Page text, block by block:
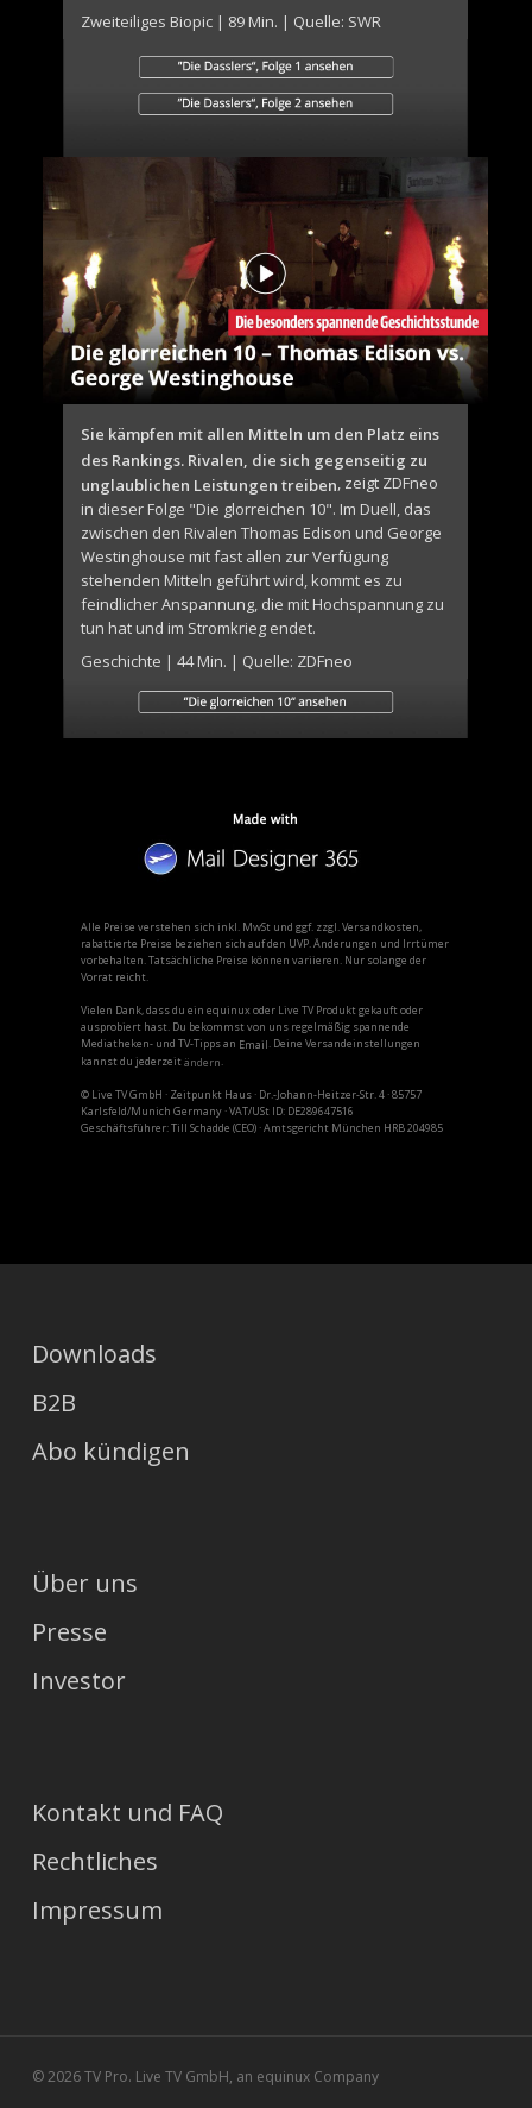
Zweiteiliges Biopic | 89 Min. | Quelle: SWR
Sie kämpfen mit allen Mitteln um den Platz eins
des Rankings. Rivalen, die sich gegenseitig zu
unglaublichen Leistungen treiben, zeigt ZDFneo
in dieser Folge "Die glorreichen 10". Im Duell, das
zwischen den Rivalen Thomas Edison und George
Westinghouse mit fast allen zur Verfügung
stehenden Mitteln geführt wird, kommt es zu
feindlicher Anspannung, die mit Hochspannung zu
tun hat und im Stromkrieg endet.
Geschichte | 44 Min. | Quelle: ZDFneo
Alle Preise verstehen sich inkl. MwSt und ggf. zzgl. Versandkosten,
rabattierte Preise beziehen sich auf den UVP. Änderungen und Irrtümer
vorbehalten. Tatsächliche Preise können variieren. Nur solange der
Vorrat reicht.
Vielen Dank, dass du ein equinux oder Live TV Produkt gekauft oder
ausprobiert hast. Du bekommst von uns regelmäßig spannende
Mediatheken- und TV-Tipps an Email. Deine Versandeinstellungen
kannst du jederzeitändern
© Live TV GmbH · Zeitpunkt Haus · Dr.-Johann-Heitzer-Str. 4 · 85757
Karlsfeld/Munich Germany · VAT/USt ID: DE289647516
Geschäftsführer: Till Schadde (CEO) · Amtsgericht München HRB 204985
Downloads
B2B
Abo kündigen
Über uns
Presse
Investor
Kontakt und FAQ
Rechtliches
Impressum
© 2026 TV Pro. Live TV GmbH, an equinux Company